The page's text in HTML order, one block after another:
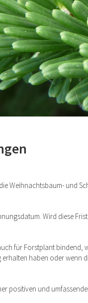
Weihnachtsbaum- und
Wird diese
für Forstplant
haben oder wenn
positiven und